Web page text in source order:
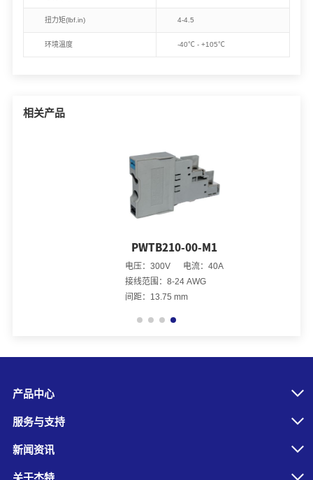
相关产品
PWTB210-00-M1
电压：300V 电流：40A
接线范围：8-24 AWG
间距：13.75 mm
扭力矩(lbf.in) 4-4.5
环境温度 -40℃ - +105℃
产品中心
服务与支持
新闻资讯
关于杰特